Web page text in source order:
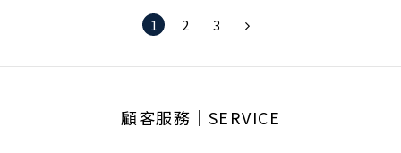
1 2 3
顧客服務│SERVICE